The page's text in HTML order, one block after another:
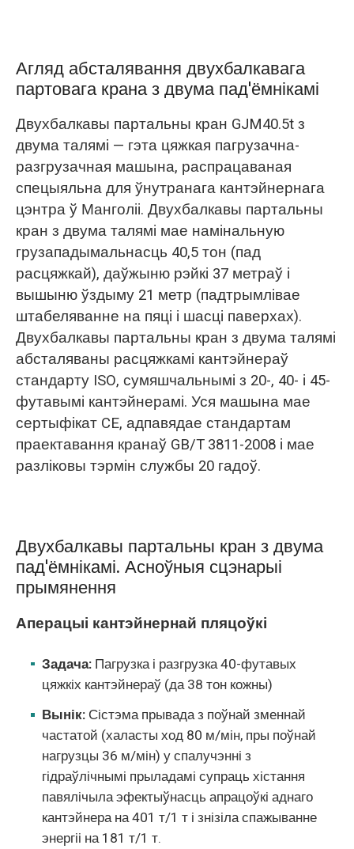
Агляд абсталявання двухбалкавага
партовага крана з двума пад'ёмнікамі
Двухбалкавы партальны кран GJM40.5t з
двума талямі — гэта цяжкая пагрузачна-
разгрузачная машына, распрацаваная
спецыяльна для ўнутранага кантэйнернага
цэнтра ў Манголіі. Двухбалкавы партальны
кран з двума талямі мае намінальную
грузападымальнасць 40,5 тон (пад
расцяжкай), даўжыню рэйкі 37 метраў і
вышыню ўздыму 21 метр (падтрымлівае
штабеляванне на пяці і шасці паверхах).
Двухбалкавы партальны кран з двума талямі
абсталяваны расцяжкамі кантэйнераў
стандарту ISO, сумяшчальнымі з 20-, 40- і 45-
футавымі кантэйнерамі. Уся машына мае
сертыфікат CE, адпавядае стандартам
праектавання кранаў GB/T 3811-2008 і мае
разліковы тэрмін службы 20 гадоў.
Двухбалкавы партальны кран з двума
пад'ёмнікамі. Асноўныя сцэнарыі
прымянення
Аперацыі кантэйнернай пляцоўкі
Задача: Пагрузка і разгрузка 40-футавых
цяжкіх кантэйнераў (да 38 тон кожны)
Вынік: Сістэма прывада з поўнай зменнай
частатой (халасты ход 80 м/мін, пры поўнай
нагрузцы 36 м/мін) у спалучэнні з
гідраўлічнымі прыладамі супраць хістання
павялічыла эфектыўнасць апрацоўкі аднаго
кантэйнера на 401 т/1 т і знізіла спажыванне
энергіі на 181 т/1 т.